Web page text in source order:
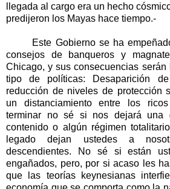
llegada al cargo era un hecho
predijeron los Mayas hace tiempo.-
Este Gobierno se ha
consejos de banqueros y
Chicago, y sus consecuencias
tipo de políticas: Desaparición
reducción de niveles de protección
un distanciamiento entre los
terminar no sé si nos dejará una
contenido o algún régimen
legado dejan ustedes a
descendientes. No sé si están
engañados, pero, por si acaso les
que las teorías keynesianas